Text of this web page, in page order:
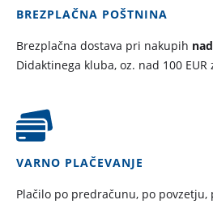
BREZPLAČNA POŠTNINA
Brezplačna dostava pri nakupih
Didaktinega kluba, oz. nad 100 EUR
VARNO PLAČEVANJE
Plačilo po predračunu, po povzetju,